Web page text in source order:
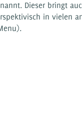
Dieser bringt
in vielen